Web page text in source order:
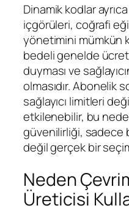
Dinamik kodlar
içgörüleri, coğrafi
yönetimini mümkün
bedeli genelde
duyması ve
olmasıdır. Abonelik
sağlayıcı limitleri
etkilenebilir, bu
güvenilirliği, sadece
değil gerçek bir
Neden
Üreticisi